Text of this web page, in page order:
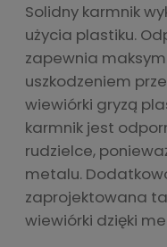
Solidny karmnik
użycia plastiku.
zapewnia
uszkodzeniem
wiewiórki gryzą
karmnik jest
rudzielce,
metalu.
zaprojektowana
wiewiórki dzięki